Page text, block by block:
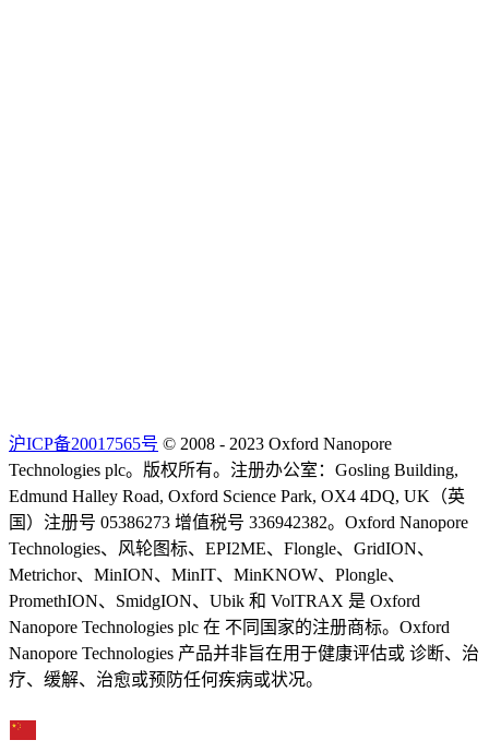
沪ICP备20017565号 © 2008 - 2023 Oxford Nanopore
Technologies plc。版权所有。注册办公室：Gosling Building,
Edmund Halley Road, Oxford Science Park, OX4 4DQ, UK（英
国）注册号 05386273 增值税号 336942382。Oxford Nanopore
Technologies、风轮图标、EPI2ME、Flongle、GridION、
Metrichor、MinION、MinIT、MinKNOW、Plongle、
PromethION、SmidgION、Ubik 和 VolTRAX 是 Oxford
Nanopore Technologies plc 在 不同国家的注册商标。Oxford
Nanopore Technologies 产品并非旨在用于健康评估或 诊断、治
疗、缓解、治愈或预防任何疾病或状况。